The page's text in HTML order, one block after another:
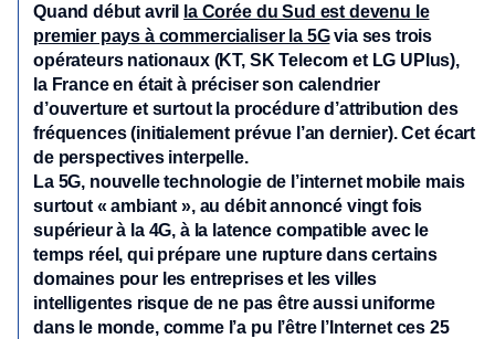
Quand début avril
la Corée du Sud est devenu le
premier pays à commercialiser la 5Gvia ses trois
opérateurs nationaux (KT, SK Telecom et LG UPlus),
la France en était à préciser son calendrier
d’ouverture et surtout la procédure d’attribution des
fréquences (initialement prévue l’an dernier). Cet écart
de perspectives interpelle.
La 5G, nouvelle technologie de l’internet mobile mais
surtout « ambiant », au débit annoncé vingt fois
supérieur à la 4G, à la latence compatible avec le
temps réel, qui prépare une rupture dans certains
domaines pour les entreprises et les villes
intelligentes risque de ne pas être aussi uniforme
dans le monde, comme l’a pu l’être l’Internet ces 25